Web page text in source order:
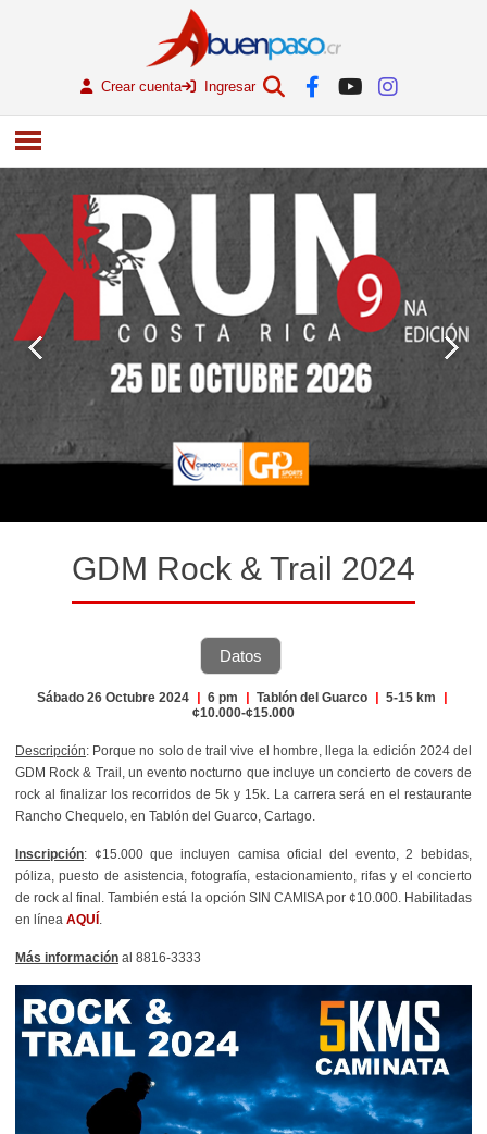
Crear cuenta Ingresar
GDM Rock & Trail 2024
Datos
Sábado 26 Octubre 2024 | 6 pm | Tablón del Guarco | 5-15 km
|
¢10.000-¢15.000
Descripción: Porque no solo de trail vive el hombre, llega la edición 2024 del
GDM Rock & Trail, un evento nocturno que incluye un concierto de covers de
rock al finalizar los recorridos de 5k y 15k. La carrera será en el restaurante
Rancho Chequelo, en Tablón del Guarco, Cartago.
Inscripción: ¢15.000 que incluyen camisa oficial del evento, 2 bebidas,
póliza, puesto de asistencia, fotografía, estacionamiento, rifas y el concierto
de rock al final. También está la opción SIN CAMISA por ¢10.000. Habilitadas
en línea AQUÍ
Más información al 8816-3333